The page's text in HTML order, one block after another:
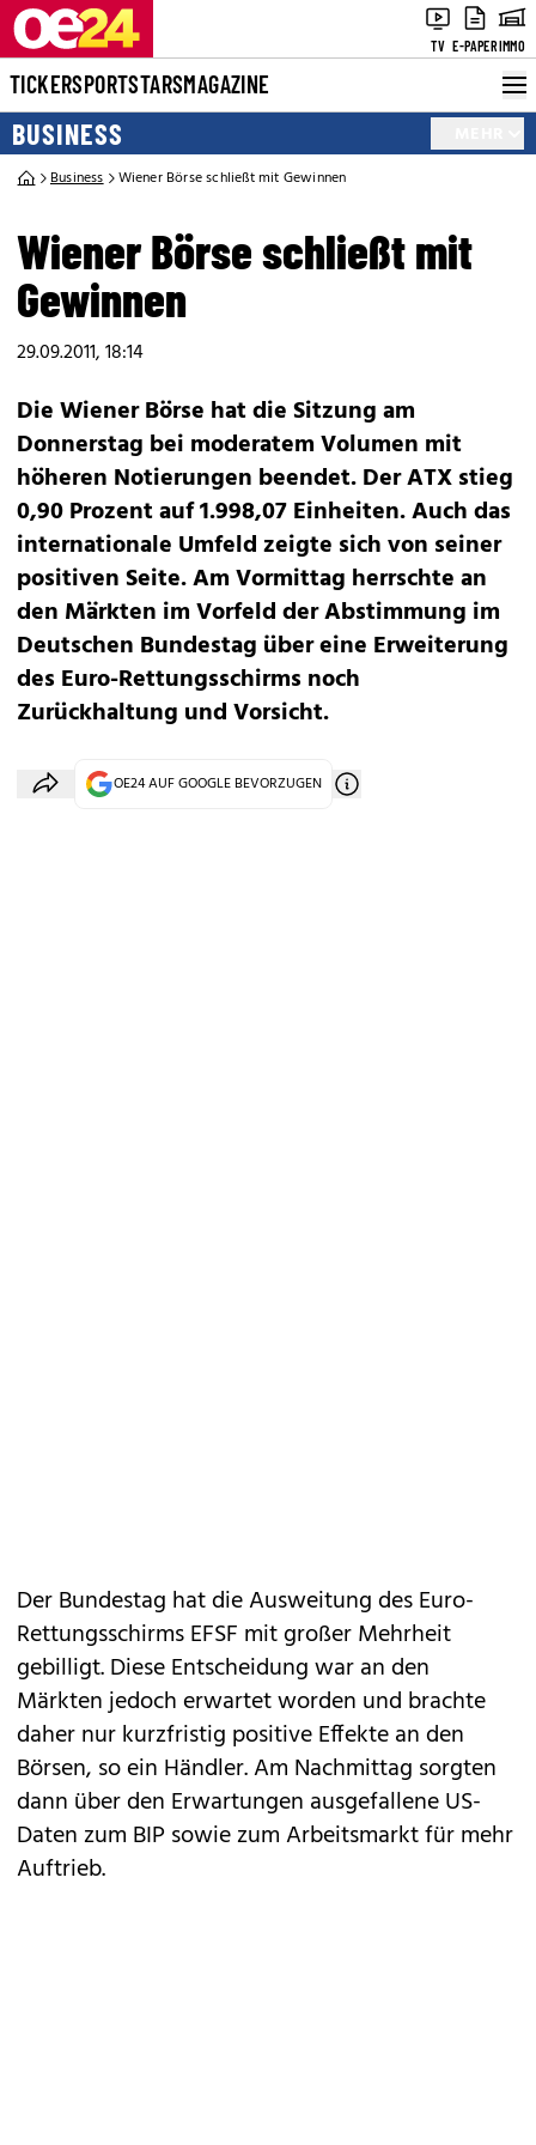
TV E-PAPERIMMO
TICKERSPORTSTARSMAGAZINE
BUSINESS
Business Wiener Börse schließt mit Gewinnen
Wiener Börse schließt mit
Gewinnen
29.09.2011, 18:14
Die Wiener Börse hat die Sitzung am
Donnerstag bei moderatem Volumen mit
höheren Notierungen beendet. Der ATX stieg
0,90 Prozent auf 1.998,07 Einheiten. Auch das
internationale Umfeld zeigte sich von seiner
positiven Seite. Am Vormittag herrschte an
den Märkten im Vorfeld der Abstimmung im
Deutschen Bundestag über eine Erweiterung
des Euro-Rettungsschirms noch
Zurückhaltung und Vorsicht.
OE24 AUF GOOGLE BEVORZUGEN
Der Bundestag hat die Ausweitung des Euro-
Rettungsschirms EFSF mit großer Mehrheit
gebilligt. Diese Entscheidung war an den
Märkten jedoch erwartet worden und brachte
daher nur kurzfristig positive Effekte an den
Börsen, so ein Händler. Am Nachmittag sorgten
dann über den Erwartungen ausgefallene US-
Daten zum BIP sowie zum Arbeitsmarkt für mehr
Auftrieb.